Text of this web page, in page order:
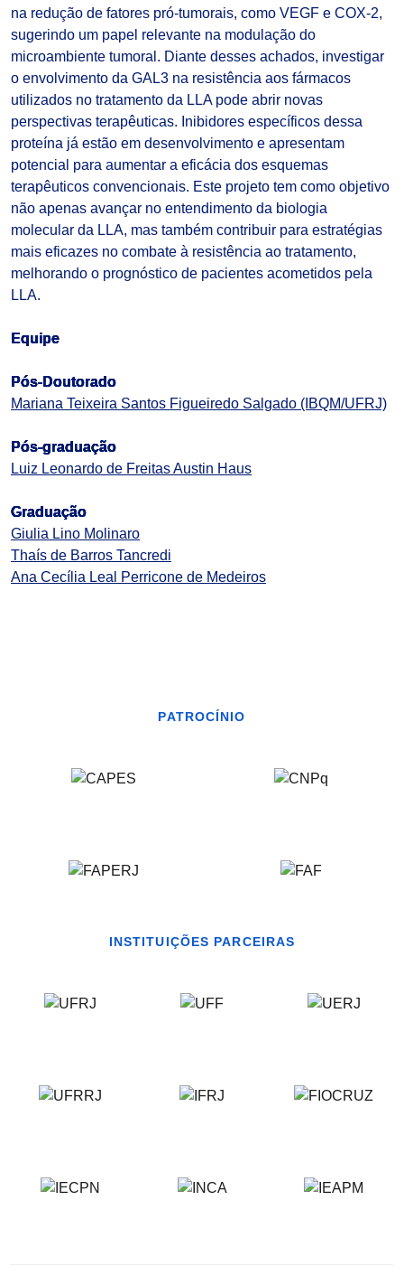
na redução de fatores pró-tumorais, como VEGF e COX-2,
sugerindo um papel relevante na modulação do
microambiente tumoral. Diante desses achados, investigar
o envolvimento da GAL3 na resistência aos fármacos
utilizados no tratamento da LLA pode abrir novas
perspectivas terapêuticas. Inibidores específicos dessa
proteína já estão em desenvolvimento e apresentam
potencial para aumentar a eficácia dos esquemas
terapêuticos convencionais. Este projeto tem como objetivo
não apenas avançar no entendimento da biologia
molecular da LLA, mas também contribuir para estratégias
mais eficazes no combate à resistência ao tratamento,
melhorando o prognóstico de pacientes acometidos pela
LLA.
Equipe
Pós-Doutorado
Mariana Teixeira Santos Figueiredo Salgado (IBQM/UFRJ)
Pós-graduação
Luiz Leonardo de Freitas Austin Haus
Graduação
Giulia Lino Molinaro
Thaís de Barros Tancredi
Ana Cecília Leal Perricone de Medeiros
PATROCÍNIO
INSTITUIÇÕES PARCEIRAS